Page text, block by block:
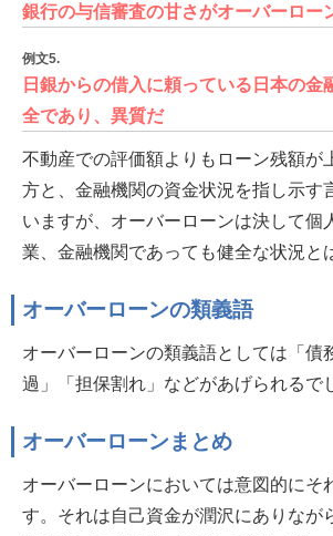
銀行の与信審査の甘さがオーバーロー
例文5.
日銀からの借入に頼っている日本の金
全であり、異質だ
不動産での評価額よりもローン残額が
方と、金融機関の資金状況を指し示す
いますが、オーバーローンは決して個
業、金融機関であっても健全な状況と
オーバーローンの類義語
オーバーローンの類義語としては「債
過」「担保割れ」などがあげられるで
オーバーローンまとめ
オーバーローンにおいては意図的にそ
す。それは自己資金が潤沢にありなが